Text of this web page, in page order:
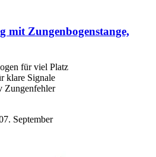
mit Zungenbogenstange,
für viel Platz
klare Signale
Zungenfehler
September